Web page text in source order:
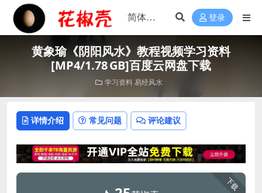
登录
黄象瑜《阴阳风水》教程视频学习资料
[MP4/1.78 GB]百度云网盘下载
学习资料 易经风水
详情介绍 常见问题 评论建议
下载